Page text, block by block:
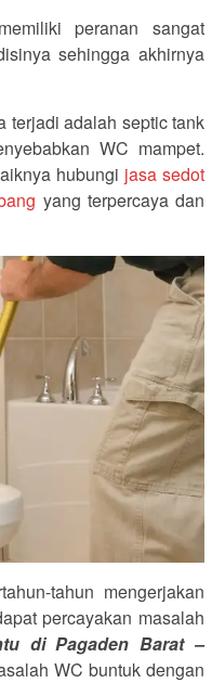
peranan sangat
sehingga akhirnya
terjadi adalah septic tank
WC mampet.
hubungi jasa sedot
yang terpercaya dan
tahun mengerjakan
percayakan masalah
di Pagaden Barat –
WC buntuk dengan